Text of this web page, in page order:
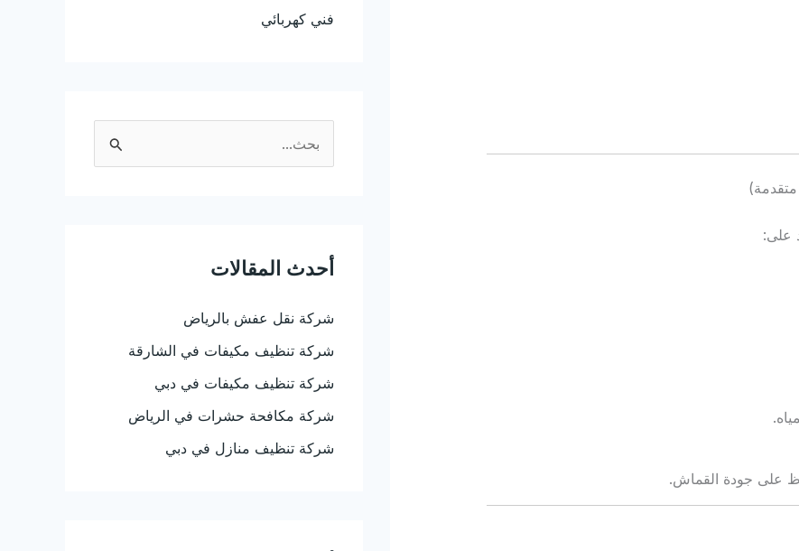
على:
على جودة القماش.
فني كهربائي
ث
ن
:
أحدث المقالات
شركة نقل عفش بالرياض
شركة تنظيف مكيفات في الشارقة
شركة تنظيف مكيفات في دبي
شركة مكافحة حشرات في الرياض
شركة تنظيف منازل في دبي